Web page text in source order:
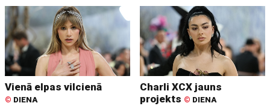
Vienā elpas vilcienā
© DIENA
Charli XCX jauns
projekts © DIENA